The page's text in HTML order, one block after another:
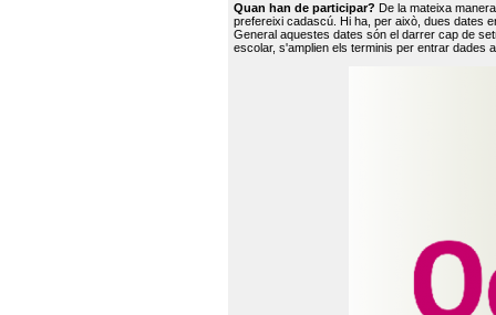
Quan han de participar? De la mateixa
prefereixi cadascú. Hi ha, per això, dues dates
General aquestes dates són el darrer cap de
escolar, s'amplien els terminis per entrar dades